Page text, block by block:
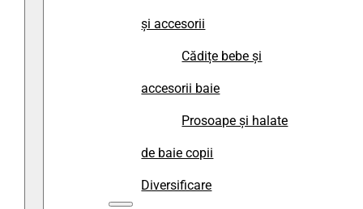
și accesorii
Cădițe bebe și
accesorii baie
Prosoape și halate
de baie copii
Diversificare